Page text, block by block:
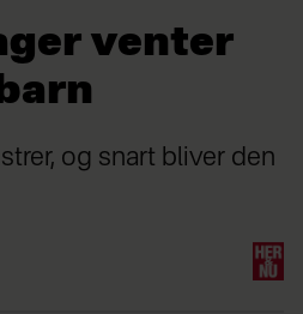
venter
og snart bliver den